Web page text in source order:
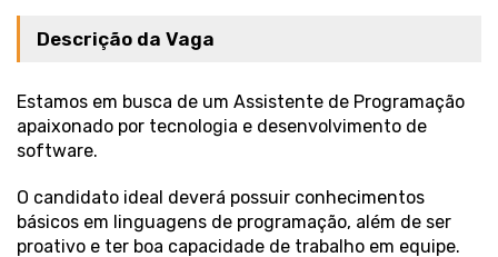
Descrição da Vaga
Estamos em busca de um Assistente de Programação
apaixonado por tecnologia e desenvolvimento de
software.
O candidato ideal deverá possuir conhecimentos
básicos em linguagens de programação, além de ser
proativo e ter boa capacidade de trabalho em equipe.